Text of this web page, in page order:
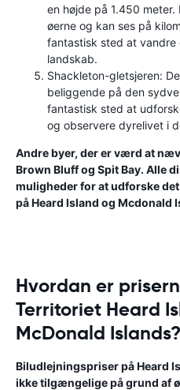
en højde på 1.450
øerne og kan ses på
fantastisk sted at
landskab.
Shackleton-gletsjeren:
beliggende på den
fantastisk sted at
og observere dyrelivet i
Andre byer, der er værd at
Brown Bluff og Spit Bay. Alle
muligheder for at udforske
på Heard Island og Mcdonald
Hvordan er
Territoriet Heard
McDonald Islands?
Biludlejningspriser på Heard
ikke tilgængelige på grund af